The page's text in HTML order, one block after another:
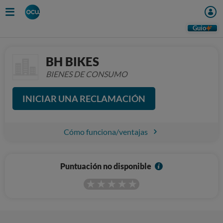
Guio
BH BIKES
BIENES DE CONSUMO
INICIAR UNA RECLAMACIÓN
Cómo funciona/ventajas
Puntuación no disponible
I